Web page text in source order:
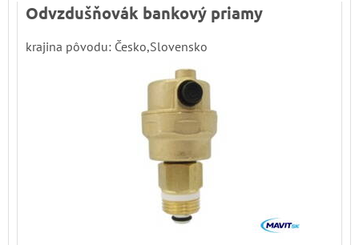
Odvzdušňovák bankový priamy
krajina pôvodu: Česko,Slovensko